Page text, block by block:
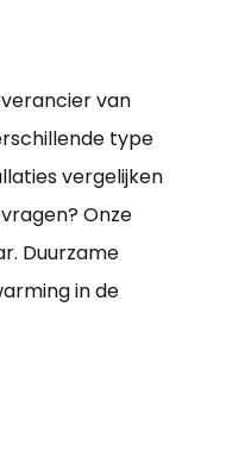
van
type
vergelijken
Onze
Duurzame
in de